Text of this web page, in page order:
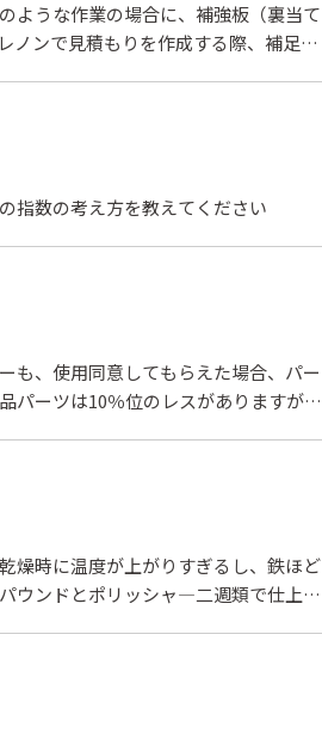
ような作業の場合に、補強板（裏当て
ノンで見積もりを作成する際、補足説
りますが、とあるアジャスターは修
言い、認めてもらえなかった。補強
らば、補強板を入れるだけ時間のム
する事なんてできませんよね？結果的
工して納車しておりますが・・補強板
いただけないのはいかがなものかと
指数の考え方を教えてください
も、使用同意してもらえた場合、パー
パーツは10％位のレスがありますが上
燥時に温度が上がりすぎるし、鉄ほど
ウンドとポリッシャ―二週類で仕上げ
てくれと言います。本当にエコなら